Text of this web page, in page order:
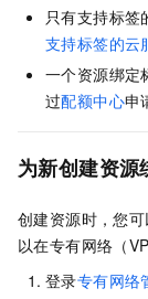
只有支持标签
支持标签的云
一个资源绑定
过配额中心申
为新创建资源
创建资源时，您
以在专有网络（
登录专有网络